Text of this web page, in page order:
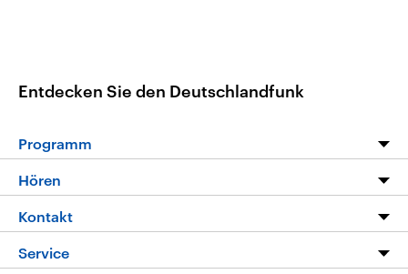
Entdecken Sie den Deutschlandfunk
Programm
Programm
Die Nachrichten
Nachrichtenleicht
Hören
Livestream
Podcasts
Kontakt
Hörerservice
Service